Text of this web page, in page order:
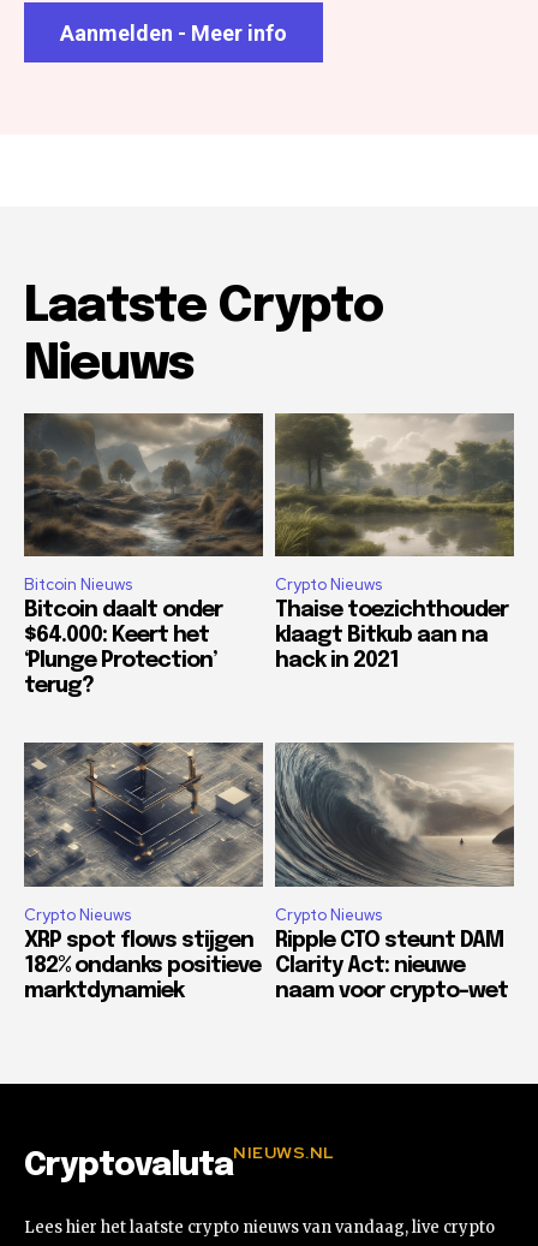
Aanmelden - Meer info
Laatste Crypto
Nieuws
Bitcoin Nieuws
Bitcoin daalt onder
$64.000: Keert het
‘Plunge Protection’
terug?
Crypto Nieuws
Thaise toezichthouder
klaagt Bitkub aan na
hack in 2021
Crypto Nieuws
XRP spot flows stijgen
182% ondanks positieve
marktdynamiek
Crypto Nieuws
Ripple CTO steunt DAM
Clarity Act: nieuwe
naam voor crypto-wet
CryptovalutaNIEUWS.NL
Lees hier het laatste crypto nieuws van vandaag, live crypto